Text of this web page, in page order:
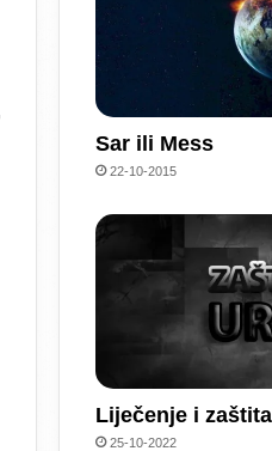
Sar ili Mess
22-10-2015
Liječenje i
25-10-2022